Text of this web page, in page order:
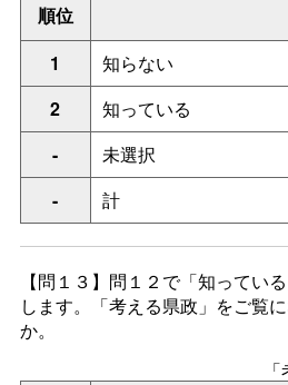
順位
1
知らない
2
知っている
-
未選択
-
計
【問１３】問１２ で「知ってい
します。「考える県政」をご覧
か。